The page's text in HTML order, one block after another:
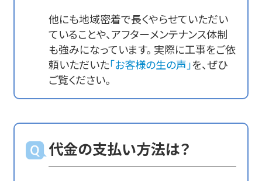
他にも地域密着で長くやらせていただい
ていることや、アフターメンテナンス体制
も強みになっています。 実際に工事をご依
頼いただいた「お客様の生の声」を、ぜひ
ご覧ください。
代金の支払い方法は？